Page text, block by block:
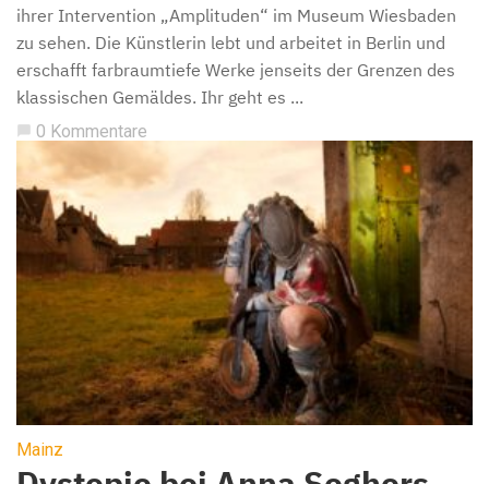
ihrer Intervention „Amplituden“ im Museum Wiesbaden
zu sehen. Die Künstlerin lebt und arbeitet in Berlin und
erschafft farbraumtiefe Werke jenseits der Grenzen des
klassischen Gemäldes. Ihr geht es ...
0 Kommentare
Mainz